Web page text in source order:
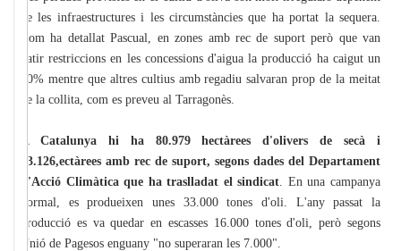
de les infraestructures i les circumstàncies que ha portat la sequera.
Com ha detallat Pascual, en zones amb rec de suport però que van
patir restriccions en les concessions d'aigua la producció ha caigut un
70% mentre que altres cultius amb regadiu salvaran prop de la meitat
de la collita, com es preveu al Tarragonès.
A Catalunya hi ha 80.979 hectàrees d'olivers de secà i
23.126,ectàrees amb rec de suport, segons dades del Departament
d'Acció Climàtica que ha traslladat el sindicat . En una campanya
normal, es produeixen unes 33.000 tones d'oli. L'any passat la
producció es va quedar en escasses 16.000 tones d'oli, però segons
Unió de Pagesos enguany "no superaran les 7.000".